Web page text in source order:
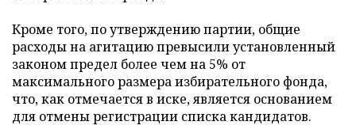
Кроме того, по утверждению партии, общие
расходы на агитацию превысили установленный
законом предел более чем на 5% от
максимального размера избирательного фонда,
что, как отмечается в иске, является основанием
для отмены регистрации списка кандидатов.